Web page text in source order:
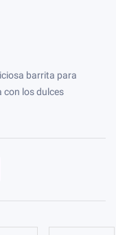
barrita para
con los dulces